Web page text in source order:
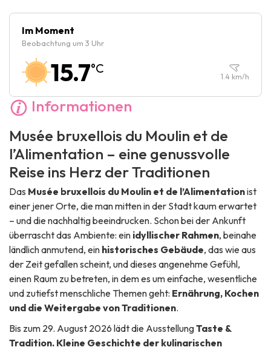
Freitag :10:00
Sonntag :Geschlossen
Im Moment
Beobachtung um 3 Uhr
15.7°C
1.4 km/h
Informationen
Musée bruxellois du Moulin et de
l’Alimentation – eine genussvolle
Reise ins Herz der Traditionen
Das Musée bruxellois du Moulin et de l’Alimentationist
einer jener Orte, die man mitten in der Stadt kaum erwartet
– und die nachhaltig beeindrucken. Schon bei der Ankunft
überrascht das Ambiente: ein idyllischer Rahmen, beinahe
ländlich anmutend, ein historisches Gebäude, das wie aus
der Zeit gefallen scheint, und dieses angenehme Gefühl,
einen Raum zu betreten, in dem es um einfache, wesentliche
und zutiefst menschliche Themen geht: Ernährung, Kochen
und die Weitergabe von Traditionen.
Bis zum 29. August 2026 lädt die AusstellungTaste &
Tradition. Kleine Geschichte der kulinarischen